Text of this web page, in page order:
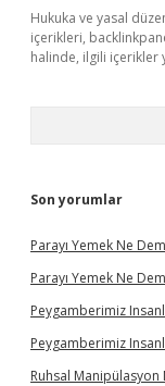
Hukuka ve yasal
içerikleri,
halinde, ilgili içerikler
Son yorumlar
Parayı Yemek Ne
Parayı Yemek Ne
Peygamberimiz
Peygamberimiz
Ruhsal Manipülasyon